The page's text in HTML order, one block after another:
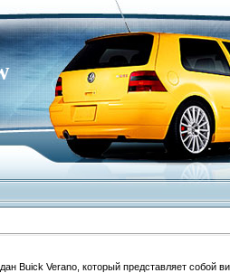
Buick Verano, который представляет собой